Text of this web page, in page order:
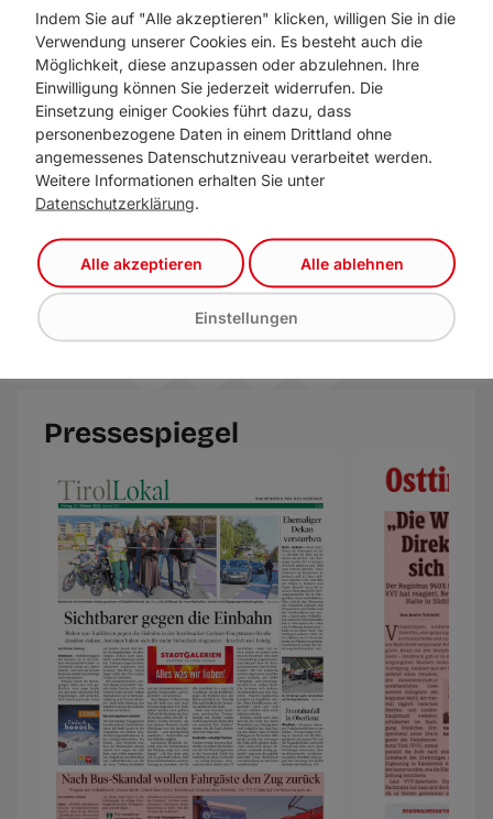
der Fahrt die Tür des Busses? Verdreckte
Toiletten, unsaubere Busse, schlechter
Umgang mit dem Gepäck der Reisenden,
rasende Fahrer, nicht funktionierende
Sitzplatzreservierungen und unfreundliches
Personal verlangen nach Erklärungen“,
appellieren Sint und Raggl, die Online-Petition
„Direktzug Lienz-Innsbruck: Zeit zu handeln!“
zu unterschreiben.
Hier geht’s zur Online Petition:
https://shorturl.at/NKaAy
Pressespiegel
Indem Sie auf "Alle akzeptieren" klicken, willigen Sie in die
Verwendung unserer Cookies ein. Es besteht auch die
Möglichkeit, diese anzupassen oder abzulehnen. Ihre
Einwilligung können Sie jederzeit widerrufen. Die
Einsetzung einiger Cookies führt dazu, dass
personenbezogene Daten in einem Drittland ohne
angemessenes Datenschutzniveau verarbeitet werden.
Weitere Informationen erhalten Sie unter
Datenschutzerklärung
Alle akzeptieren Alle ablehnen
Einstellungen